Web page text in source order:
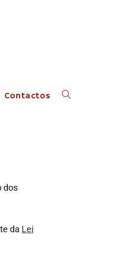
Contactos
dos
da Lei